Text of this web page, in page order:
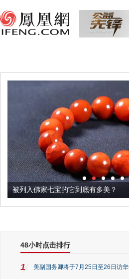
被列入佛家七宝的它到底有多美？
48小时点击排行
1 美副国务卿将于7月25日至26日访华